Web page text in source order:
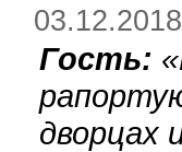
Гость: «
дворцах